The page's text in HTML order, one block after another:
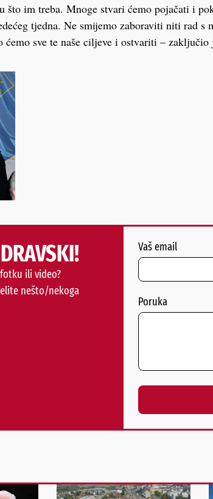
što im treba. Mnoge stvari ćemo pojačati i
tjedna. Ne smijemo zaboraviti niti rad s
ćemo sve te naše ciljeve i ostvariti – zaključio
ili video?
nešto/nekoga
Vaš email
Poruka